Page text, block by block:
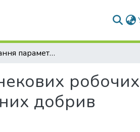
Обґрунтування параметрів і режимів роботи шнекових робочих органів машин для внесення твердих мінеральних добрив
робочих
добрив